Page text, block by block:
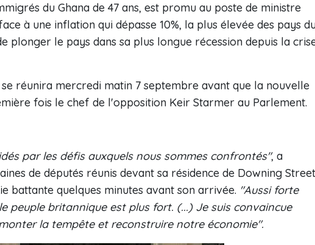
du Ghana de 47 ans, est promu au poste de ministre
à une inflation qui dépasse 10%, la plus élevée des pays
plonger le pays dans sa plus longue récession depuis la
réunira mercredi matin 7 septembre avant que la nouvelle
fois le chef de l'opposition Keir Starmer au Parlement.
par les défis auxquels nous sommes confrontés", a
de députés réunis devant sa résidence de Downing
battante quelques minutes avant son arrivée. "Aussi forte
peuple britannique est plus fort. (...) Je suis convaincue
la tempête et reconstruire notre économie".